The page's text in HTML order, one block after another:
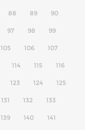
88 89 90
97 98 99
105 106 107
114 115 116
123 124 125
131 132 133
139 140 141